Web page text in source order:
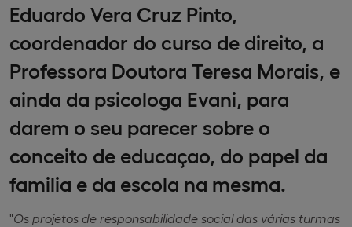
Eduardo Vera Cruz Pinto,
coordenador do curso de direito, a
Professora Doutora Teresa Morais, e
ainda da psicologa Evani, para
darem o seu parecer sobre o
conceito de educaçao, do papel da
familia e da escola na mesma.
"Os projetos de responsabilidade social das várias turmas